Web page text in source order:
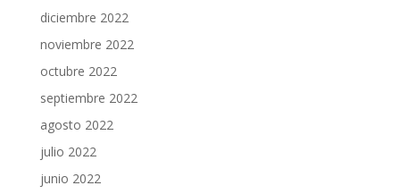
diciembre 2022
noviembre 2022
octubre 2022
septiembre 2022
agosto 2022
julio 2022
junio 2022